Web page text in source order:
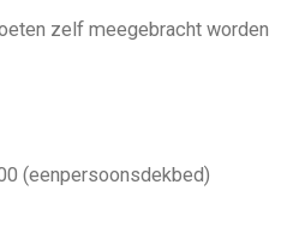
zelf meegebracht worden
(eenpersoonsdekbed)